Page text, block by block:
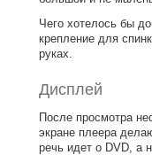
Чего хотелось бы
крепление для
руках.
Дисплей
После просмотра
экране плеера
речь идет о DVD, а